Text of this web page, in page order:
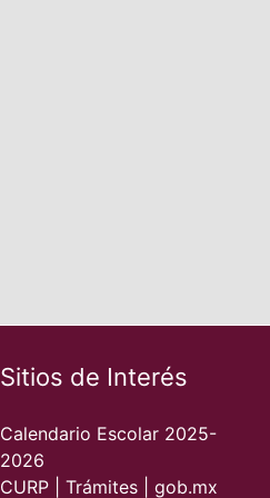
Sitios de Interés
Calendario Escolar 2025-
2026
CURP | Trámites | gob.mx